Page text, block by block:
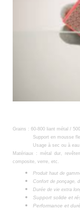
Grains : 60-800 liant métal /
Support en mousse
Usage à sec ou à eau
Matériaux : métal dur,
composite, verre, etc.
Produit haut de
Confort de ponçage,
Durée de vie extra
Support solide et
Performance et